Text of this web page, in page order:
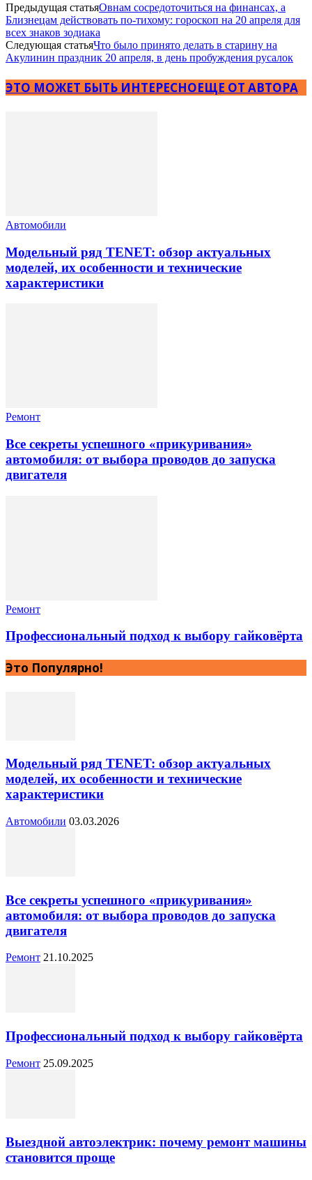
Предыдущая статьяОвнам сосредоточиться на финансах, а
Близнецам действовать по-тихому: гороскоп на 20 апреля для
всех знаков зодиака
Следующая статьяЧто было принято делать в старину на
Акулинин праздник 20 апреля, в день пробуждения русалок
ЭТО МОЖЕТ БЫТЬ ИНТЕРЕСНОЕЩЕ ОТ АВТОРА
Автомобили
Модельный ряд TENET: обзор актуальных
моделей, их особенности и технические
характеристики
Ремонт
Все секреты успешного «прикуривания»
автомобиля: от выбора проводов до запуска
двигателя
Ремонт
Профессиональный подход к выбору гайковёрта
Это Популярно!
Модельный ряд TENET: обзор актуальных
моделей, их особенности и технические
характеристики
Автомобили 03.03.2026
Все секреты успешного «прикуривания»
автомобиля: от выбора проводов до запуска
двигателя
Ремонт 21.10.2025
Профессиональный подход к выбору гайковёрта
Ремонт 25.09.2025
Выездной автоэлектрик: почему ремонт машины
становится проще